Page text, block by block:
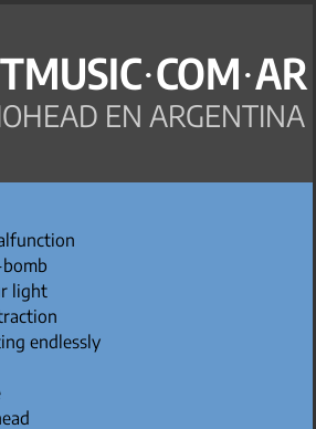
EN ARGENTINA
light
endlessly